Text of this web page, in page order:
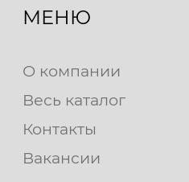
МЕНЮ
О компании
Весь каталог
Контакты
Вакансии